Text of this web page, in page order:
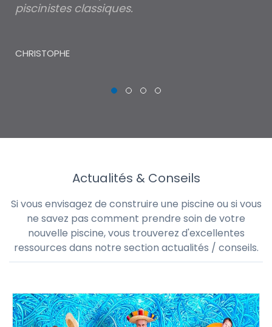
piscinistes classiques.
CHRISTOPHE
Actualités & Conseils
Si vous envisagez de construire une piscine ou si vous
ne savez pas comment prendre soin de votre
nouvelle piscine, vous trouverez d'excellentes
ressources dans notre section actualités / conseils.